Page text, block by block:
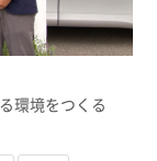
環境をつくる